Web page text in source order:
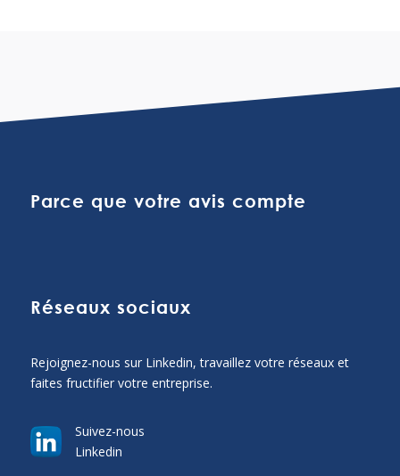
Parce que votre avis compte
Réseaux sociaux
Rejoignez-nous sur Linkedin, travaillez votre réseaux et
faites fructifier votre entreprise.
Suivez-nous
Linkedin